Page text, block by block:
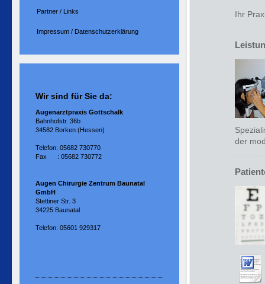
Ihr
der
Partner / Links
Impressum / Datenschutzerklärung
Wir sind für Sie da:
Augenarztpraxis Gottschalk
Bahnhofstr. 36b
34582 Borken (Hessen)
Telefon: 05682 730770
Fax : 05682 730772
Augen Chirurgie Zentrum Baunatal
GmbH
Stettiner Str. 3
34225 Baunatal
Telefon: 05601 929317